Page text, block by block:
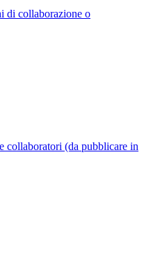
di collaborazione o
collaboratori (da pubblicare in